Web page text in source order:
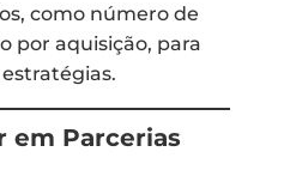
como número de
por aquisição, para
em Parcerias